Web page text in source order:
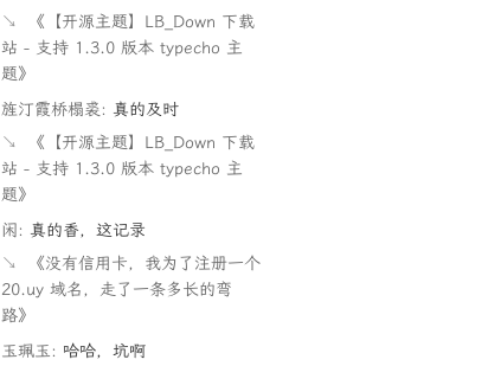
↘
《【开源主题】LB_Down 下载
站 - 支持 1.3.0 版本 typecho 主
题》
旌汀霞桥榻裘: 真的及时
↘
《【开源主题】LB_Down 下载
站 - 支持 1.3.0 版本 typecho 主
题》
闲: 真的香，这记录
↘
《没有信用卡，我为了注册一个
20.uy 域名，走了一条多长的弯
路》
玉珮玉: 哈哈，坑啊